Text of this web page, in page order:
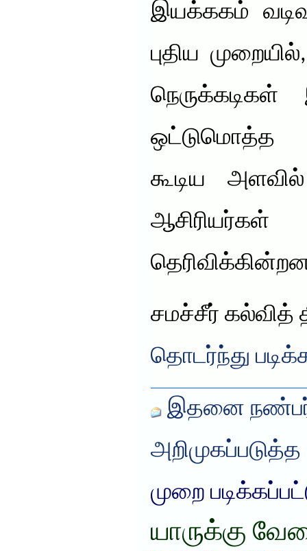
இயக்ககம்
புதிய
நெருக்கடிகள்
ஒட்டுமொத்த
கூடிய
சமச்சீர் கல்வித்
தொடர்ந்து
இதனை
அறிமுகப்படுத்த
முறை
யாருக்கு